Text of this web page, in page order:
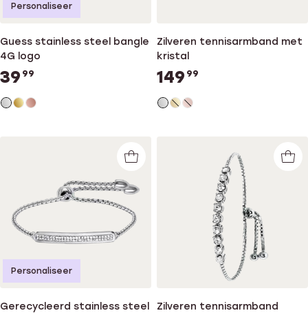
Guess stainless steel bangle
4G logo
39 99
Personaliseer
Zilveren tennisarmband met
kristal
149 99
Gerecycleerd stainless steel
Personaliseer
Zilveren tennisarmband